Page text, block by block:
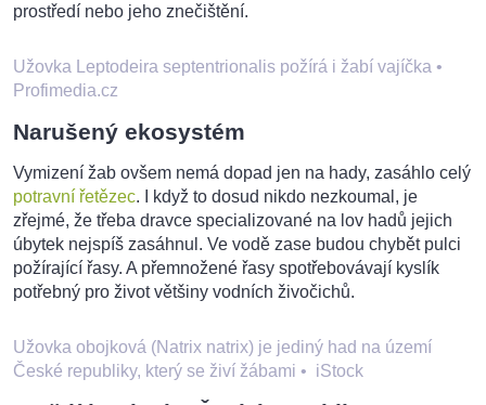
prostředí nebo jeho znečištění.
Užovka Leptodeira septentrionalis požírá i žabí vajíčka •
Profimedia.cz
Narušený ekosystém
Vymizení žab ovšem nemá dopad jen na hady, zasáhlo celý
potravní řetězec. I když to dosud nikdo nezkoumal, je
zřejmé, že třeba dravce specializované na lov hadů jejich
úbytek nejspíš zasáhnul. Ve vodě zase budou chybět pulci
požírající řasy. A přemnožené řasy spotřebovávají kyslík
potřebný pro život většiny vodních živočichů.
Užovka obojková (Natrix natrix) je jediný had na území
České republiky, který se živí žábami • iStock